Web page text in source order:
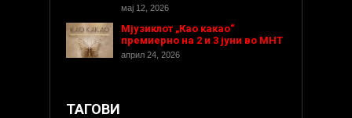
мај 12, 2026
Мјузиклот „Као какао“
премиерно на 2 и 3 јуни во МНТ
април 24, 2026
ТАГОВИ